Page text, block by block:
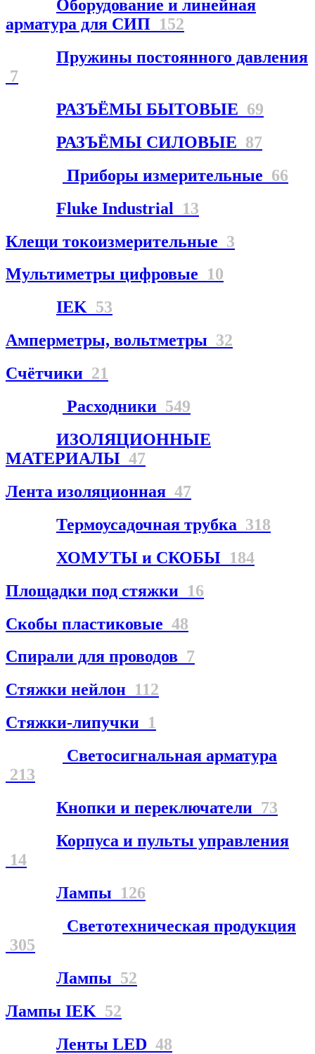
Оборудование и линейная
арматура для СИП 152
Пружины постоянного давления
7
РАЗЪЁМЫ БЫТОВЫЕ 69
РАЗЪЁМЫ СИЛОВЫЕ 87
Приборы измерительные 66
Fluke Industrial 13
Клещи токоизмерительные 3
Мультиметры цифровые 10
IEK 53
Амперметры, вольтметры 32
Счётчики 21
Расходники 549
ИЗОЛЯЦИОННЫЕ
МАТЕРИАЛЫ 47
Лента изоляционная 47
Термоусадочная трубка 318
ХОМУТЫ и СКОБЫ 184
Площадки под стяжки 16
Скобы пластиковые 48
Спирали для проводов 7
Стяжки нейлон 112
Стяжки-липучки 1
Светосигнальная арматура
213
Кнопки и переключатели 73
Корпуса и пульты управления
14
Лампы 126
Светотехническая продукция
305
Лампы 52
Лампы IEK 52
Ленты LED 48